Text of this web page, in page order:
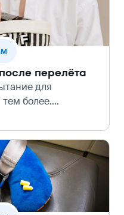
перелёта
для
более.
кожа, ведь воздух
через
из-за чего